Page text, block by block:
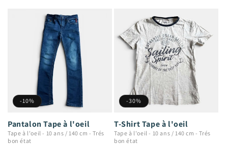
-10%
Pantalon Tape à l'oeil
Tape à l'oeil - 10 ans / 140 cm -Trés
bon état
-30%
T-Shirt Tape à l'oeil
Tape à l'oeil - 10 ans / 140 cm -Trés
bon état